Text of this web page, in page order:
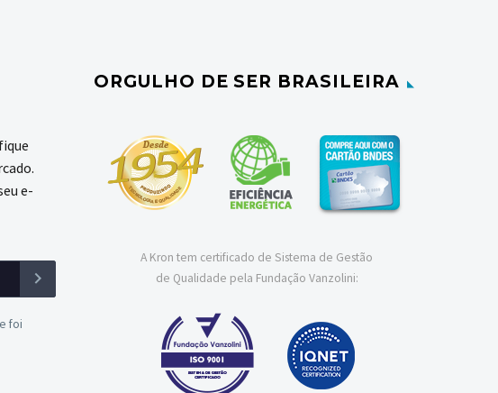
e-
foi
ORGULHO DE SER BRASILEIRA
A Kron tem certificado de Sistema de Gestão
de Qualidade pela Fundação Vanzolini: